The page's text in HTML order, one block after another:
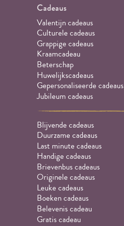
Cadeaus
Valentijn cadeaus
Culturele cadeaus
Grappige cadeaus
Kraamcadeau
Beterschap
Huwelijkscadeaus
Gepersonaliseerde cadeaus
Jubileum cadeaus
Blijvende cadeaus
Duurzame cadeaus
Last minute cadeaus
Handige cadeaus
Brievenbus cadeaus
Originele cadeaus
Leuke cadeaus
Boeken cadeaus
Belevenis cadeau
Gratis cadeau